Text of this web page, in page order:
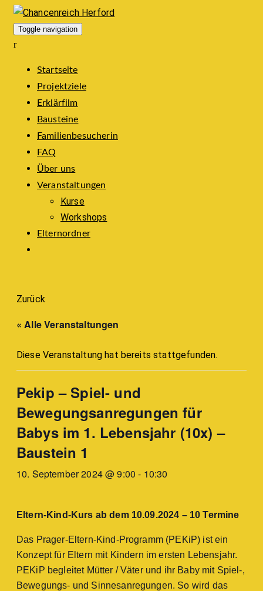
Toggle navigation
Startseite
Projektziele
Erklärfilm
Bausteine
Familienbesucherin
FAQ
Über uns
Veranstaltungen
Kurse
Workshops
Elternordner
Zurück
« Alle Veranstaltungen
Diese Veranstaltung hat bereits stattgefunden.
Pekip – Spiel- und
Bewegungsanregungen für
Babys im 1. Lebensjahr (10x) –
Baustein 1
10. September 2024 @ 9:00 - 10:30
Eltern-Kind-Kurs ab dem 10.09.2024 – 10 Termine
Das Prager-Eltern-Kind-Programm (PEKiP) ist ein
Konzept für Eltern mit Kindern im ersten Lebensjahr.
PEKiP begleitet Mütter / Väter und ihr Baby mit Spiel-,
Bewegungs- und Sinnesanregungen. So wird das